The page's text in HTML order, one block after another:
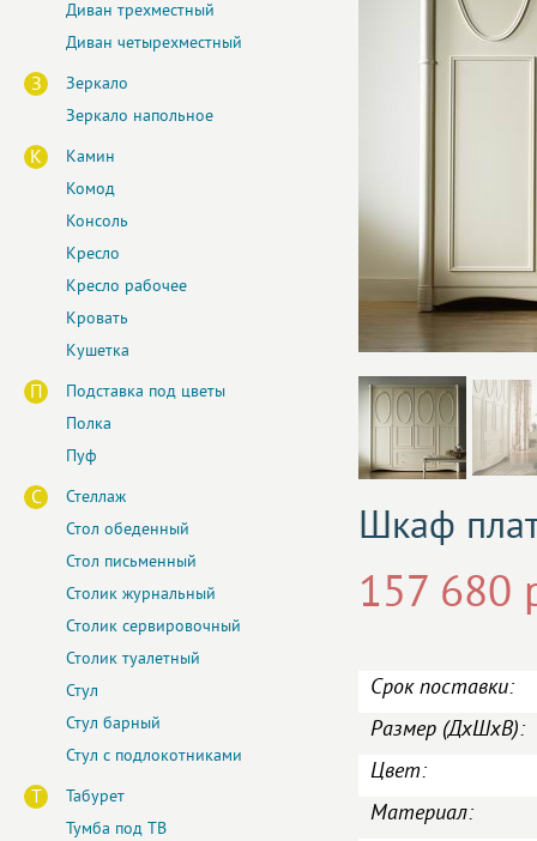
Диван трехместный
Диван четырехместный
З
Зеркало
Зеркало напольное
К
Камин
Комод
Консоль
Кресло
Кресло рабочее
Кровать
Кушетка
П
Подставка под цветы
Полка
Пуф
С
Стеллаж
Стол обеденный
Стол письменный
Столик журнальный
Столик сервировочный
Столик туалетный
Стул
Стул барный
Стул с подлокотниками
Т
Табурет
Тумба под ТВ
Шкаф
157 680
Срок поставки:
Размер (ДxШxВ):
Цвет:
Материал: